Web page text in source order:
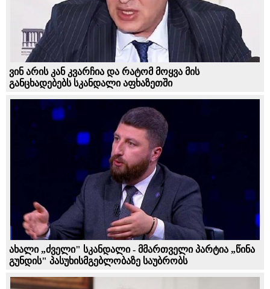
ვინ არის კან კვარჩია და რატომ მოყვა მის
განცხადებებს სკანდალი აფხაზეთში
ახალი „ძველი" სკანდალი - მმართველი პარტია „წინა
გუნდის" პასუხისმგებლობაზე საუბრობს